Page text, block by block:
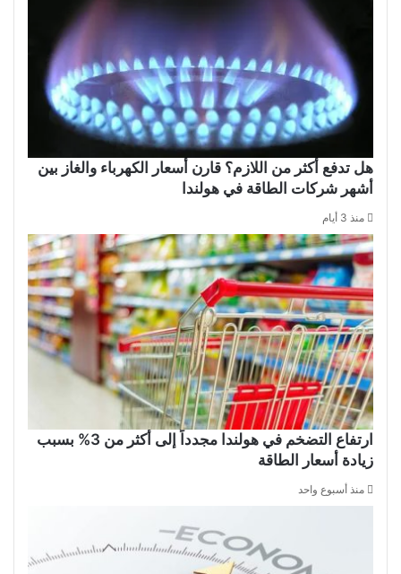
هل تدفع أكثر من اللازم؟ قارن أسعار الكهرباء والغاز بين
أشهر شركات الطاقة في هولندا
منذ 3 أيام
ارتفاع التضخم في هولندا مجدداً إلى أكثر من 3% بسبب
زيادة أسعار الطاقة
منذ أسبوع واحد